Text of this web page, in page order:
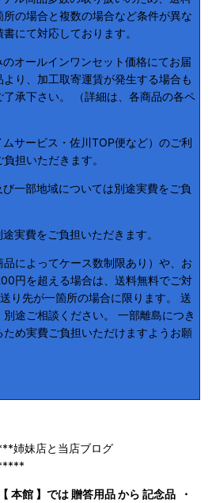
の場合と複数の場合など条件が異な
にて対応しております。
オールインワンセット価格にてお届
り、加工取寄運賃が発生する場合も
承下さい。 （詳細は、各商品の各ペ
サービス・佐川TOP便など）のご利
担いただきます。
一部地域については別途実費をご負
実費をご負担いただきます。
によってケース数制限あり）や、お
円を超える場合は、送料無料でご対
り先が一箇所の場合に限ります。 送
途ご相談ください。 一部離島につき
め実費ご負担いただけますようお願
妹店と当店ブログ
本館 】では 贈答用品 から 記念品 ・